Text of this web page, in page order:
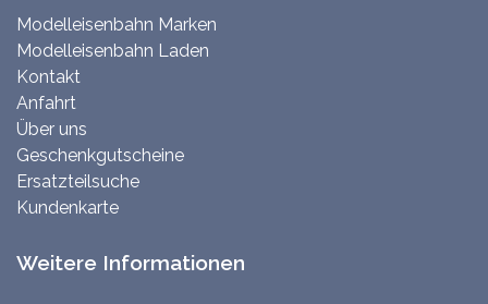
Modelleisenbahn Marken
Modelleisenbahn Laden
Kontakt
Anfahrt
Über uns
Geschenkgutscheine
Ersatzteilsuche
Kundenkarte
Weitere Informationen